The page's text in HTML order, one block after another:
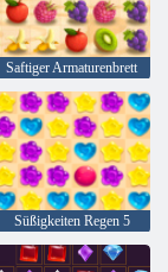
Saftiger Armaturenbrett
Süßigkeiten Regen 5